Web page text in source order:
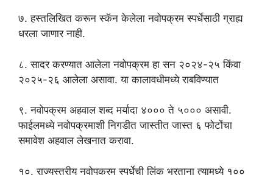
७. हस्तलिखित करून स्कॅन केलेला नवोपक्रम स्पर्धेसाठी ग्राह्य
धरला जाणार नाही.
८. सादर करण्यात आलेला नवोपक्रम हा सन २०२४-२५ किंवा
२०२५-२६ आलेला असावा. या कालावधीमध्ये राबविण्यात
९. नवोपक्रम अहवाल शब्द मर्यादा ४००० ते ५००० असावी.
फाईलमध्ये नवोपक्रमाशी निगडीत जास्तीत जास्त ६ फोटोंचा
समावेश अहवाल लेखनात करावा.
१०. राज्यस्तरीय नवोपक्रम स्पर्धेची लिंक भरताना त्यामध्ये १००